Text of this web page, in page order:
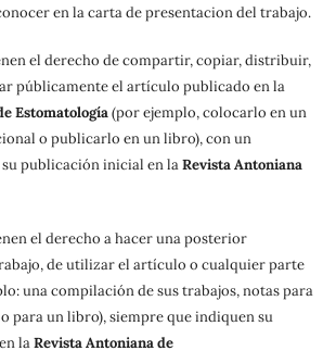
en la carta de presentacion del trabajo.
el derecho de compartir, copiar, distribuir,
públicamente el artículo publicado en la
Estomatología(por ejemplo, colocarlo en un
o publicarlo en un libro), con un
publicación inicial en laRevista Antoniana
el derecho a hacer una posterior
de utilizar el artículo o cualquier parte
una compilación de sus trabajos, notas para
para un libro), siempre que indiquen su
laRevista Antoniana de